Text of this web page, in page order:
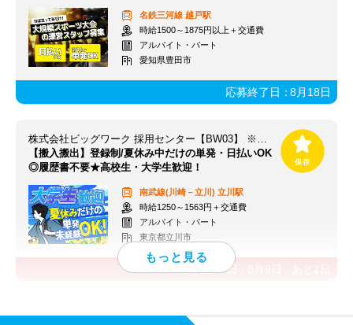
名鉄三河線 越戸駅
時給1500～1875円以上＋交通費
アルバイト・パート
愛知県豊田市
応募終了日：8月18日
株式会社ビッグワーク 採用センター【BW03】 ※立川エリア
【搬入搬出】登録制/夏休み中だけの単発・日払いOK
◎履歴書不要★高校生・大学生歓迎！
南武線(川崎－立川) 立川駅
時給1250～1563円＋交通費
アルバイト・パート
東京都立川市
応募終了日：